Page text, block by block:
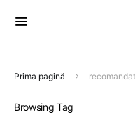
Prima pagină
Browsing Tag